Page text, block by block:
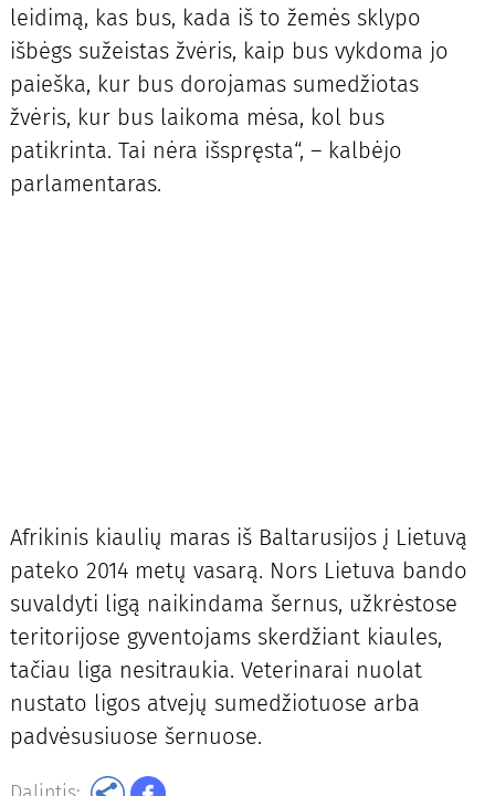
leidimą, kas bus, kada iš to žemės sklypo
išbėgs sužeistas žvėris, kaip bus vykdoma jo
paieška, kur bus dorojamas sumedžiotas
žvėris, kur bus laikoma mėsa, kol bus
patikrinta. Tai nėra išspręsta“, – kalbėjo
parlamentaras.
Afrikinis kiaulių maras iš Baltarusijos į Lietuvą
pateko 2014 metų vasarą. Nors Lietuva bando
suvaldyti ligą naikindama šernus, užkrėstose
teritorijose gyventojams skerdžiant kiaules,
tačiau liga nesitraukia. Veterinarai nuolat
nustato ligos atvejų sumedžiotuose arba
padvėsusiuose šernuose.